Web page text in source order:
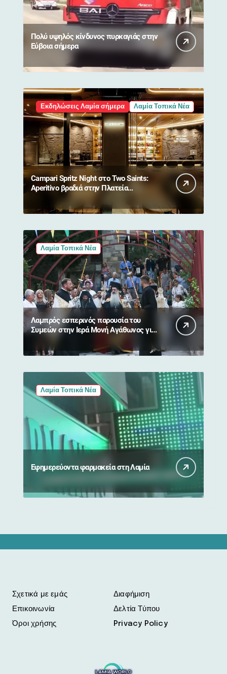
Πολύ υψηλός κίνδυνος πυρκαγιάς στην
Εύβοια σήμερα
Εκδηλώσεις Λαμία σήμερα Λαμία Τοπικά Νέα
Campari Spritz Night στο Two Saints:
Aperitivo βραδιά στην Πλατεία
Λαμία Τοπικά Νέα
Λαμπρός εσπερινός παρουσία του
Συμεών στην Ιερά Μονή Αγάθωνος για
τη Μεταμόρφωση του Σωτήρος
Λαμία Τοπικά Νέα
Εφημερεύοντα φαρμακεία στη Λαμία
Σχετικά με εμάς
Επικοινωνία
Όροι χρήσης
Διαφήμιση
Δελτία Τύπου
Privacy Policy